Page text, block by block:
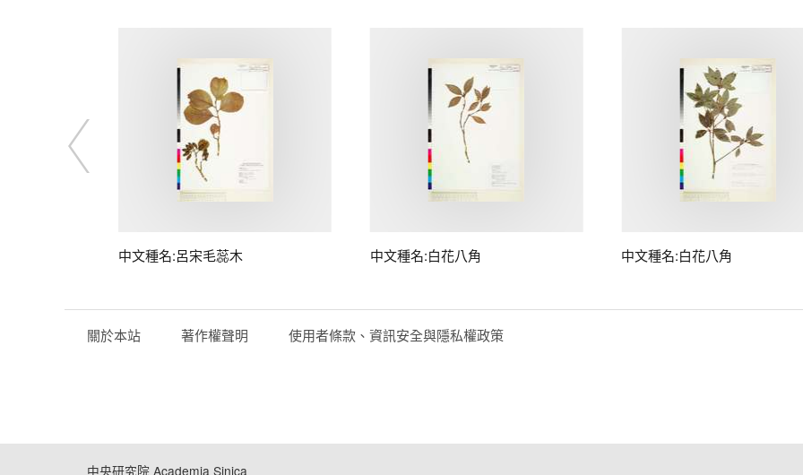
中文種名:呂宋毛蕊木 中文種名:白花八角 中文種名:白花八角
關於本站 著作權聲明 使用者條款、資訊安全與隱私權政策
中央研究院 Academia Sinica